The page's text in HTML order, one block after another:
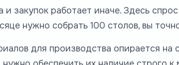
закупок работает иначе. Здесь
нужно собрать 100 столов, вы
для производства опирается